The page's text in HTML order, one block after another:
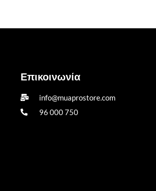
Επικοινωνία
info@muaprostore.com
96 000 750